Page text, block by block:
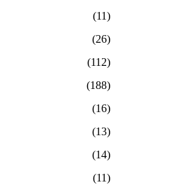
(11)
(26)
(112)
(188)
(16)
(13)
(14)
(11)